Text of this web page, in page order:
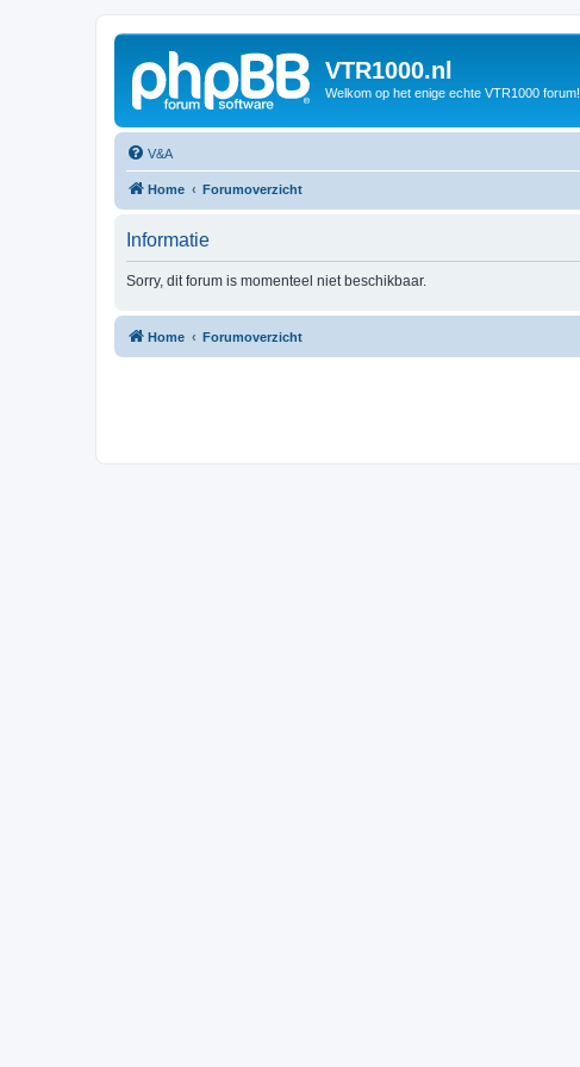
VTR1000.nl
Welkom op het enige echte VTR1000 forum!
V&A
Home Forumoverzicht
Informatie
Sorry, dit forum is momenteel niet beschikbaar.
Home Forumoverzicht